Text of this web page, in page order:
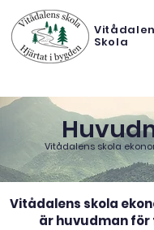
Skola
Vitådalens skola
Vitådalens skola
är huvudman för